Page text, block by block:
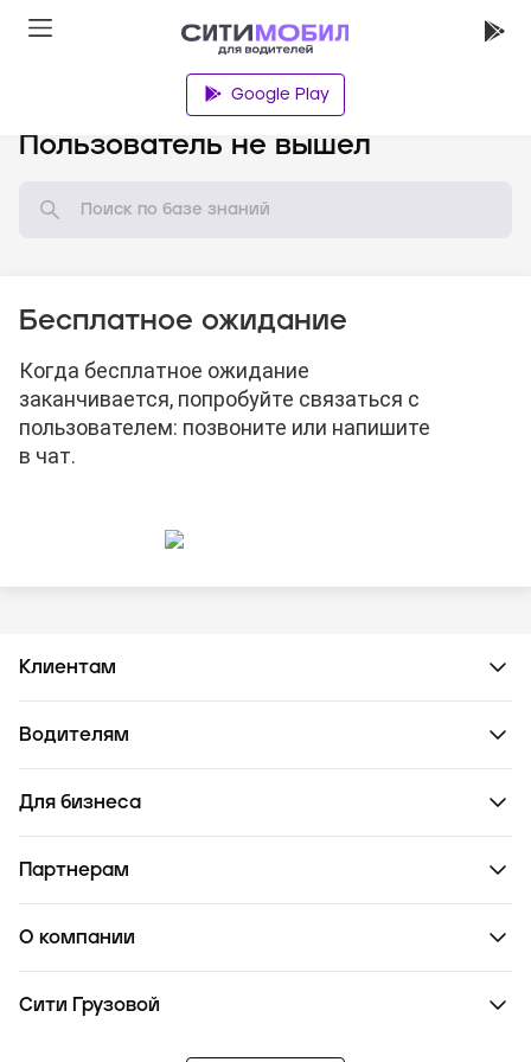
Google Play
Пользователь не вышел
Бесплатное ожидание
Когда бесплатное ожидание
заканчивается, попробуйте связаться с
пользователем: позвоните или напишите
в чат.
Клиентам
Водителям
Для бизнеса
Партнерам
О компании
Сити Грузовой